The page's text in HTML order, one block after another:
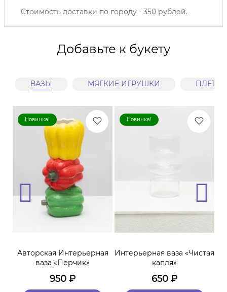
Стоимость доставки по городу - 350 рублей.
Добавьте к букету
ВАЗЫ МЯГКИЕ ИГРУШКИ
Новинка!
Авторская Интерьерная
ваза «Перчик»
950 ₽
Новинка!
Интерьерная ваза «Чистая
капля»
650 ₽